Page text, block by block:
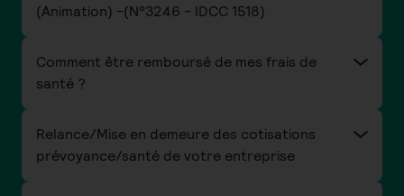
(Animation) -(N°3246 - IDCC 1518)
Comment être remboursé de mes frais de
santé ?
Relance/Mise en demeure des cotisations
prévoyance/santé de votre entreprise